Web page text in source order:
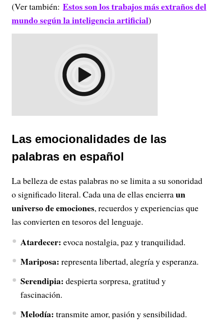
(Ver también: Estos son los trabajos más extraños del
mundo según la inteligencia artificial)
Las emocionalidades de las
palabras en español
La belleza de estas palabras no se limita a su sonoridad
o significado literal. Cada una de ellas encierraun
universo de emociones, recuerdos y experiencias que
las convierten en tesoros del lenguaje.
Atardecer: evoca nostalgia, paz y tranquilidad.
Mariposa: representa libertad, alegría y esperanza.
Serendipia: despierta sorpresa, gratitud y
fascinación.
Melodía: transmite amor, pasión y sensibilidad.